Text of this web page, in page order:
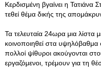
Κερδισμένη βγαίνει η Τατιάνα
τεθεί θέμα δικής της
Τα τελευταία 24ωρα μια
κοινοποιηθεί στα υψηλόβαθμα
πολλοί ψίθυροι ακούγονται
εργαζόμενοι, τρέμουν για τη